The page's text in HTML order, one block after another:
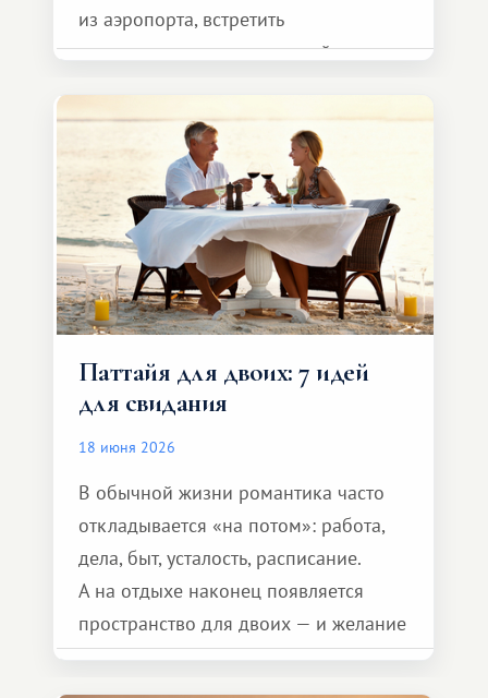
из аэропорта, встретить
представителя транспортной
и спокойно доехать до курорта.
Паттайя для двоих: 7 идей
для свидания
18 июня 2026
В обычной жизни романтика часто
откладывается «на потом»: работа,
дела, быт, усталость, расписание.
А на отдыхе наконец появляется
пространство для двоих — и желание
сделать для близкого человека что-то
особенное. Не обязательно